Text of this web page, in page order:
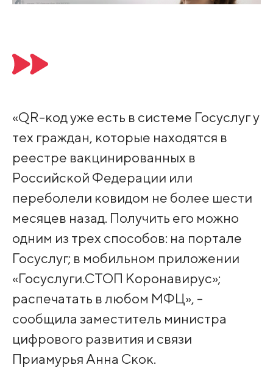
«QR-код уже есть в системе Госуслуг у
тех граждан, которые находятся в
реестре вакцинированных в
Российской Федерации или
переболели ковидом не более шести
месяцев назад. Получить его можно
одним из трех способов: на портале
Госуслуг; в мобильном приложении
«Госуслуги.СТОП Коронавирус»;
распечатать в любом МФЦ», -
сообщила заместитель министра
цифрового развития и связи
Приамурья Анна Скок.